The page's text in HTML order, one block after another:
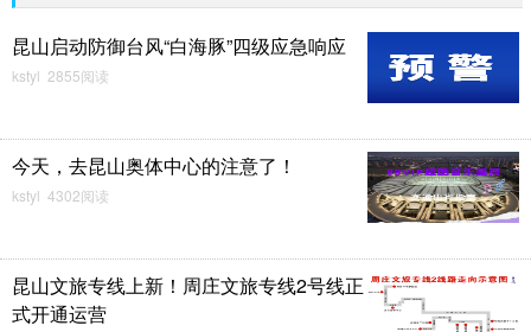
昆山启动防御台风“白海豚”四级应急响应
kstyl 2855阅读
今天，去昆山奥体中心的注意了！
kstyl 4302阅读
昆山文旅专线上新！周庄文旅专线2号线正
式开通运营